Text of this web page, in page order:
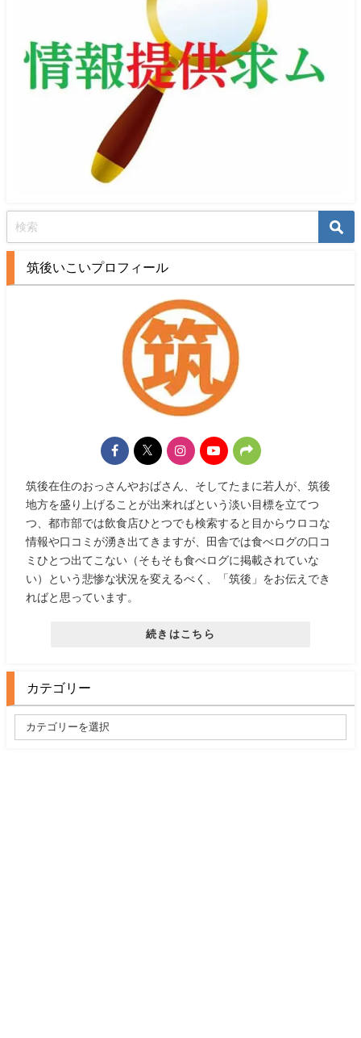
筑後いこいプロフィール
筑後在住のおっさんやおばさん、そしてたまに若人が、筑後
地方を盛り上げることが出来ればという淡い目標を立てつ
つ、都市部では飲食店ひとつでも検索すると目からウロコな
情報や口コミが湧き出てきますが、田舎では食べログの口コ
ミひとつ出てこない（そもそも食べログに掲載されていな
い）という悲惨な状況を変えるべく、「筑後」をお伝えでき
ればと思っています。
続きはこちら
カテゴリー